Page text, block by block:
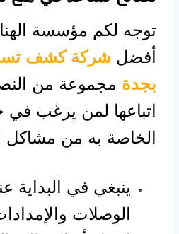
توجه لكم مؤسسة الهنا
أفضل شركة كشف
بجدة مجموعة من
اتباعها لمن يرغب في
الخاصة به من
ينبغي في البداية
الوصلات